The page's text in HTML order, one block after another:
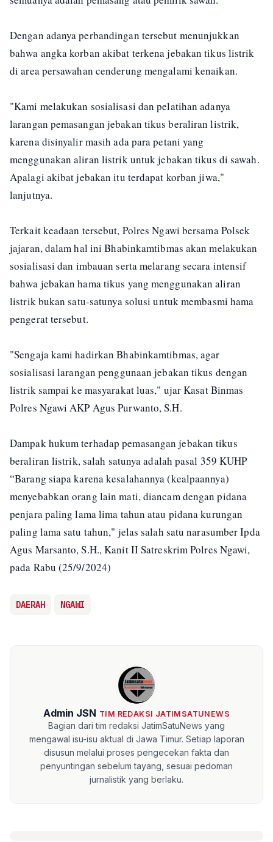
Dengan adanya perbandingan tersebut menunjukkan
bahwa angka korban akibat terkena jebakan tikus listrik
di area persawahan cenderung mengalami kenaikan.
"Kami melakukan sosialisasi dan pelatihan adanya
larangan pemasangan jebakan tikus beraliran listrik,
karena disinyalir masih ada para petani yang
menggunakan aliran listrik untuk jebakan tikus di sawah.
Apalagi akibat jebakan itu terdapat korban jiwa,"
lanjutnya.
Terkait keadaan tersebut, Polres Ngawi bersama Polsek
jajaran, dalam hal ini Bhabinkamtibmas akan melakukan
sosialisasi dan imbauan serta melarang secara intensif
bahwa jebakan hama tikus yang menggunakan aliran
listrik bukan satu-satunya solusi untuk membasmi hama
pengerat tersebut.
"Sengaja kami hadirkan Bhabinkamtibmas, agar
sosialisasi larangan penggunaan jebakan tikus dengan
listrik sampai ke masyarakat luas," ujar Kasat Binmas
Polres Ngawi AKP Agus Purwanto, S.H.
Dampak hukum terhadap pemasangan jebakan tikus
beraliran listrik, salah satunya adalah pasal 359 KUHP
“Barang siapa karena kesalahannya (kealpaannya)
menyebabkan orang lain mati, diancam dengan pidana
penjara paling lama lima tahun atau pidana kurungan
paling lama satu tahun," jelas salah satu narasumber Ipda
Agus Marsanto, S.H., Kanit II Satreskrim Polres Ngawi,
pada Rabu (25/9/2024)
DAERAH NGAWI
Admin JSN TIM REDAKSI JATIMSATUNEWS
Bagian dari tim redaksi JatimSatuNews yang
mengawal isu-isu aktual di Jawa Timur. Setiap laporan
disusun melalui proses pengecekan fakta dan
penyuntingan sebelum tayang, sesuai pedoman
jurnalistik yang berlaku.